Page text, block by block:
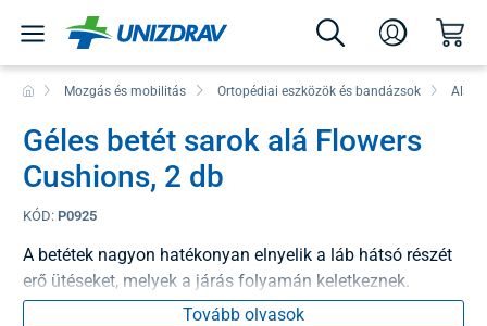
Mozgás és mobilitás Ortopédiai eszközök és bandázsok Alsó
Géles betét sarok alá Flowers
Cushions, 2 db
KÓD: P0925
A betétek nagyon hatékonyan elnyelik a láb hátsó részét
erő ütéseket, melyek a járás folyamán keletkeznek.
Tovább olvasok